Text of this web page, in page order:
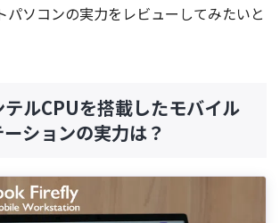
パソコンの実力をレビューしてみたいと
ルCPUを搭載したモバイル
ションの実力は？